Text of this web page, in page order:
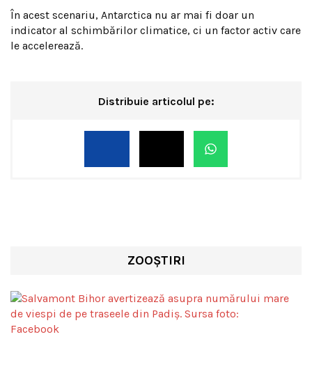
În acest scenariu, Antarctica nu ar mai fi doar un
indicator al schimbărilor climatice, ci un factor activ care
le accelerează.
Distribuie articolul pe:
ZOOȘTIRI